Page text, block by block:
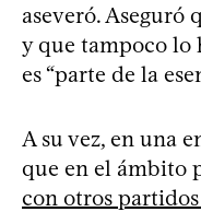
aseveró. Aseguró
y que tampoco lo
es “parte de la
A su vez, en una
que en el ámbito
con otros